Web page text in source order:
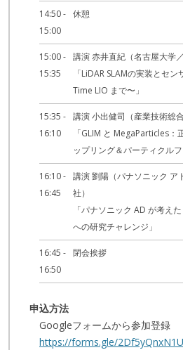
14:50 -
15:00
休憩
15:00 -
15:35
講演 赤井直紀（名古屋大学
「LiDAR SLAMの実装とセ
Time LIO まで〜」
15:35 -
16:10
講演 小出健司（産業技術総
「GLIM と MegaParticles
ップリング＆パーティクルフ
16:10 -
16:45
講演 劉陽（パナソニック ア
社）
「パナソニック AD が考え
への研究チャレンジ」
16:45 -
16:50
閉会挨拶
申込方法
Googleフォームから参加登録
https://forms.gle/